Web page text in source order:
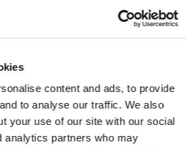
content and ads, to provide
to analyse our traffic. We also
your use of our site with our social
analytics partners who may